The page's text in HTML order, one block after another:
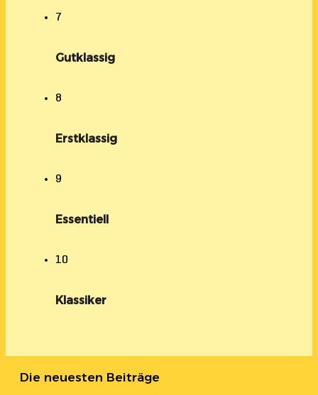
7
Gutklassig
8
Erstklassig
9
Essentiell
10
Klassiker
Die neuesten Beiträge